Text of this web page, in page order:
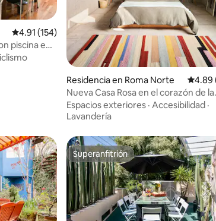
Calificación promedio: 4.91 de 5; 154 evaluaciones
4.91 (154)
piscina en
Residencia en Roma Norte
4.89
Nueva Casa Rosa en el corazón de la
colonia Roma
Espacios exteriores · Accesibilidad ·
Lavandería
Superanfitrión
Superanfitrión